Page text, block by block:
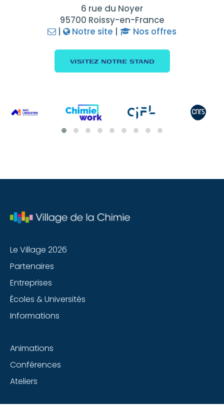
6 rue du Noyer
95700 Roissy-en-France
|
Notre site | Nos offres
VISITEZ NOTRE STAND
Le Village 2026
Partenaires
Entreprises
Écoles & Universités
Informations
Animations
Conférences
Ateliers